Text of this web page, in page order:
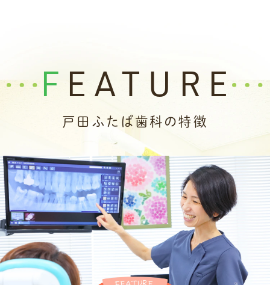
くお願いいたします。
いつもご来院いただきありがとうございま
す。
年末年始の休診日についてのご案内です。
休診日は以下の通りです。
12月28日(日)～1月4日(日)
1月5日(月)より通常診療いたします。
ご不便をおかけしますが、よろしくお願いい
FEATURE
戸田ふたば歯科の特徴